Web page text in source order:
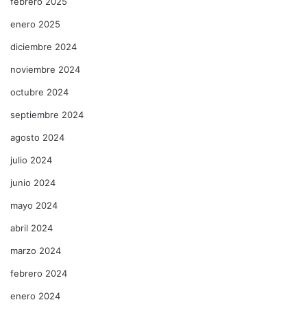
enero 2025
diciembre 2024
noviembre 2024
octubre 2024
septiembre 2024
agosto 2024
julio 2024
junio 2024
mayo 2024
abril 2024
marzo 2024
febrero 2024
enero 2024